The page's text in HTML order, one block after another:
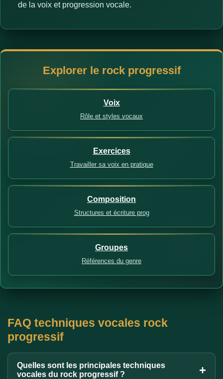
de la voix et progression vocale.
Explorer le rock progressif
Voix
Rôle et styles vocaux
Exercices
Travailler sa voix en pratique
Composition
Structures et écriture prog
Groupes
Références du genre
FAQ techniques vocales rock
progressif
Quelles sont les principales techniques
vocales du rock progressif ?